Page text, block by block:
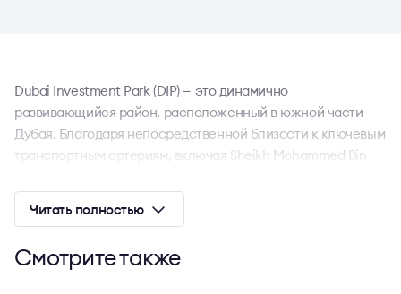
Dubai Investment Park (DIP) — это динамично
развивающийся район, расположенный в южной части
Дубая. Благодаря непосредственной близости к ключевым
транспортным артериям, включая Sheikh Mohammed Bin
доступ к важнейшим бизнес-хабами города, аэропортом
Аль-Мактум (DWC) и портом Джебель-Али. Этот
среди компаний, стремящихся интегрироваться в деловую
Читать полностью
Смотрите также